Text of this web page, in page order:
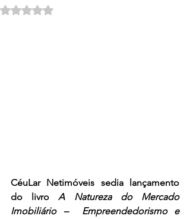
Avaliado com NaN de 5 estrelas.
CéuLar Netimóveis sedia lançamento
do livro A Natureza do Mercado
Imobiliário –  Empreendedorismo e